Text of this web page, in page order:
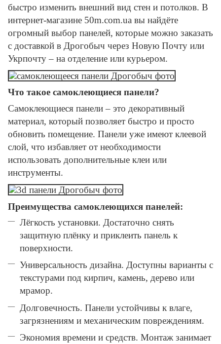
быстро изменить внешний вид стен и потолков. В
интернет-магазине 50m.com.ua вы найдёте
огромный выбор панелей, которые можно заказать
с доставкой в Дрогобыч через Новую Почту или
Укрпочту – на отделение или курьером.
Что такое самоклеющиеся панели?
Самоклеющиеся панели – это декоративный
материал, который позволяет быстро и просто
обновить помещение. Панели уже имеют клеевой
слой, что избавляет от необходимости
использовать дополнительные клеи или
инструменты.
Преимущества самоклеющихся панелей:
Лёгкость установки. Достаточно снять
защитную плёнку и приклеить панель к
поверхности.
Универсальность дизайна. Доступны варианты с
текстурами под кирпич, камень, дерево или
мрамор.
Долговечность. Панели устойчивы к влаге,
загрязнениям и механическим повреждениям.
Экономия времени и средств. Монтаж занимает